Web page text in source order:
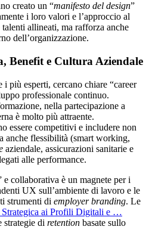
creato un “manifesto del design”
i loro valori e l’approccio al
allineati, ma rafforza anche
dell’organizzazione.
Benefit e Cultura Aziendale
più esperti, cercano chiare “career
professionale continuo.
nella partecipazione a
è molto più attraente.
essere competitivi e includere non
anche flessibilità (smart working,
aziendale, assicurazioni sanitarie e
alle performance.
collaborativa è un magnete per i
UX sull’ambiente di lavoro e le
strumenti di employer branding. Le
ai Profili Digitali e …
strategie di retention basate sullo